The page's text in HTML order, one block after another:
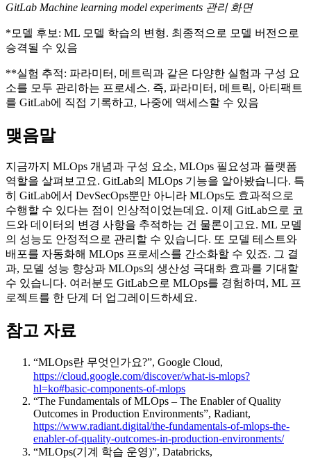
GitLab Machine learning model experiments 관리 화면
*모델 후보: ML 모델 학습의 변형. 최종적으로 모델 버전으로
승격될 수 있음
**실험 추적: 파라미터, 메트릭과 같은 다양한 실험과 구성 요
소를 모두 관리하는 프로세스. 즉, 파라미터, 메트릭, 아티팩트
를 GitLab에 직접 기록하고, 나중에 액세스할 수 있음
맺음말
지금까지 MLOps 개념과 구성 요소, MLOps 필요성과 플랫폼
역할을 살펴보고요. GitLab의 MLOps 기능을 알아봤습니다. 특
히 GitLab에서 DevSecOps뿐만 아니라 MLOps도 효과적으로
수행할 수 있다는 점이 인상적이었는데요. 이제 GitLab으로 코
드와 데이터의 변경 사항을 추적하는 건 물론이고요. ML 모델
의 성능도 안정적으로 관리할 수 있습니다. 또 모델 테스트와
배포를 자동화해 MLOps 프로세스를 간소화할 수 있죠. 그 결
과, 모델 성능 향상과 MLOps의 생산성 극대화 효과를 기대할
수 있습니다. 여러분도 GitLab으로 MLOps를 경험하며, ML 프
로젝트를 한 단계 더 업그레이드하세요.
참고 자료
“MLOps란 무엇인가요?”, Google Cloud,
https://cloud.google.com/discover/what-is-mlops?
hl=ko#basic-components-of-mlops
“The Fundamentals of MLOps – The Enabler of Quality
Outcomes in Production Environments”, Radiant,
https://www.radiant.digital/the-fundamentals-of-mlops-the-
enabler-of-quality-outcomes-in-production-environments/
“MLOps(기계 학습 운영)”, Databricks,